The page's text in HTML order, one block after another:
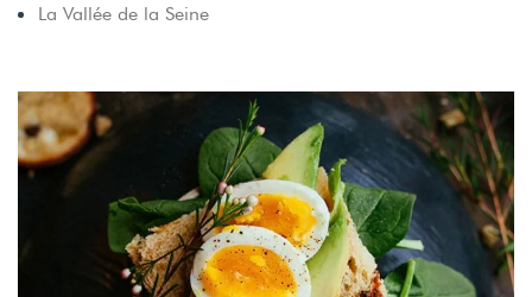
La Vallée de la Seine